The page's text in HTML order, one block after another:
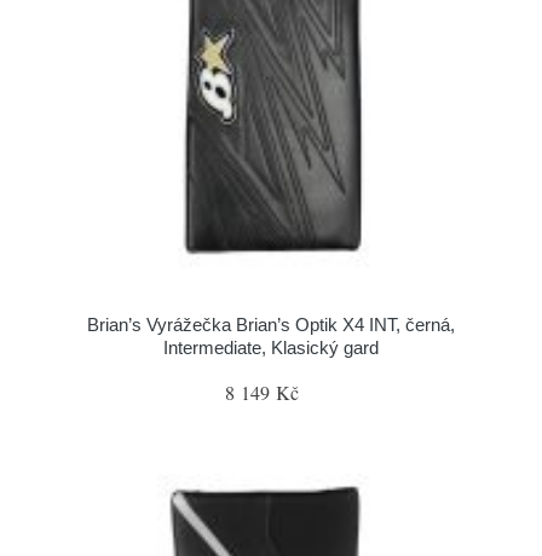
Brian’s Vyrážečka Brian’s Optik X4 INT, černá,
Intermediate, Klasický gard
8 149 Kč